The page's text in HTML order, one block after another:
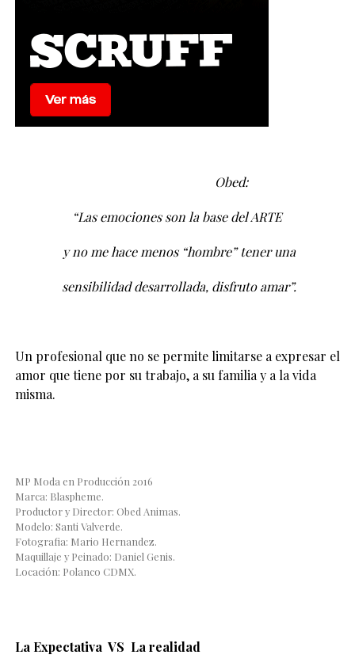
Obed:
“Las emociones son la base del ARTE
y no me hace menos “hombre” tener una
sensibilidad desarrollada, disfruto amar”.
Un profesional que no se permite limitarse a expresar el
amor que tiene por su trabajo, a su familia y a la vida
misma.
MP Moda en Producción 2016
Marca: Blaspheme.
Productor y Director: Obed Animas.
Modelo: Santi Valverde.
Fotografia: Mario Hernandez.
Maquillaje y Peinado: Daniel Genis.
Locación: Polanco CDMX.
La Expectativa VS La realidad